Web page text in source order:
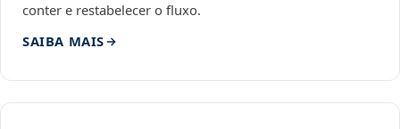
conter e restabelecer o fluxo.
SAIBA MAIS